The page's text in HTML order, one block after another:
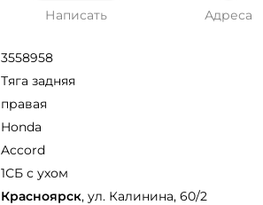
Написать Адреса
3558958
Тяга задняя
правая
Honda
Accord
1СБ с ухом
Красноярск, ул. Калинина, 60/2